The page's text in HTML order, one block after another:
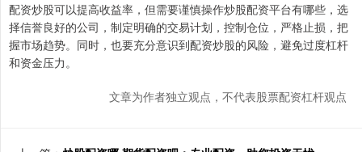
配资炒股可以提高收益率，但需要谨慎操作炒股配资平台有哪些，选
择信誉良好的公司，制定明确的交易计划，控制仓位，严格止损，把
握市场趋势。同时，也要充分意识到配资炒股的风险，避免过度杠杆
和资金压力。
文章为作者独立观点，不代表股票配资杠杆观点